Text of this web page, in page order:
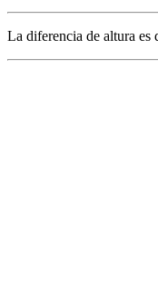
La diferencia de altura es